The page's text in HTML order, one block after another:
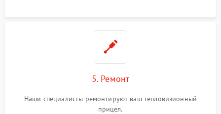
5. Ремонт
Наши специалисты ремонтируют ваш тепловизионный
прицел.